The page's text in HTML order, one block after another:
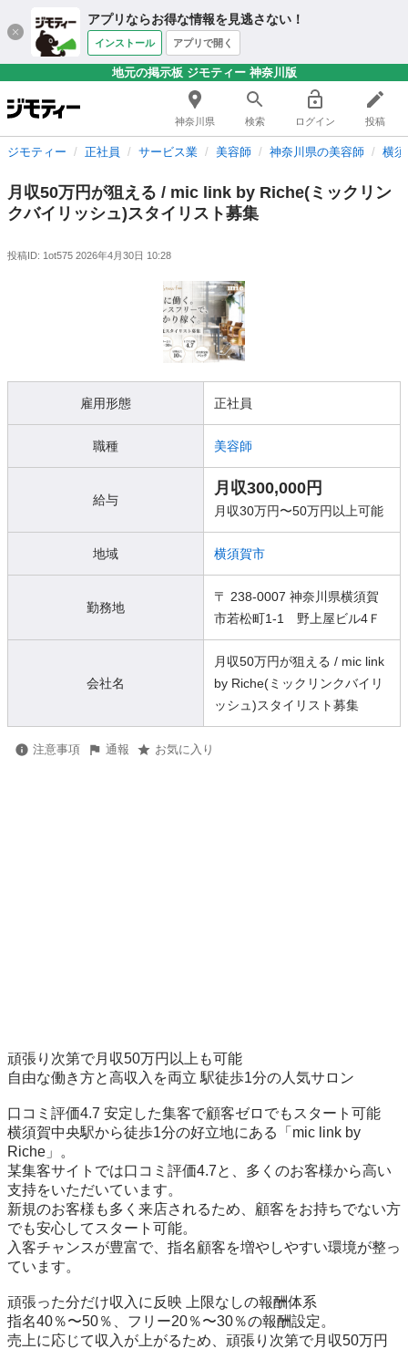
アプリならお得な情報を見逃さない！
インストール アプリで開く
地元の掲示板 ジモティー 神奈川版
神奈川県 検索 ログイン 投稿
ジモティー 正社員 サービス業 美容師 神奈川県の美容師 横
月収50万円が狙える / mic link by Riche(ミックリン
クバイリッシュ)スタイリスト募集
投稿ID: 1ot575 2026年4月30日 10:28
雇用形態 正社員
職種 美容師
給与
月収300,000円
月収30万円〜50万円以上可能
地域 横須賀市
勤務地
〒 238-0007 神奈川県横須賀
市若松町1-1 野上屋ビル4Ｆ
会社名
月収50万円が狙える / mic link
by Riche(ミックリンクバイリ
ッシュ)スタイリスト募集
注意事項 通報 お気に入り
頑張り次第で月収50万円以上も可能
自由な働き方と高収入を両立 駅徒歩1分の人気サロン
口コミ評価4.7 安定した集客で顧客ゼロでもスタート可能
横須賀中央駅から徒歩1分の好立地にある「mic link by
Riche」。
某集客サイトでは口コミ評価4.7と、多くのお客様から高い
支持をいただいています。
新規のお客様も多く来店されるため、顧客をお持ちでない方
でも安心してスタート可能。
入客チャンスが豊富で、指名顧客を増やしやすい環境が整っ
ています。
頑張った分だけ収入に反映 上限なしの報酬体系
指名40％〜50％、フリー20％〜30％の報酬設定。
売上に応じて収入が上がるため、頑張り次第で月収50万円